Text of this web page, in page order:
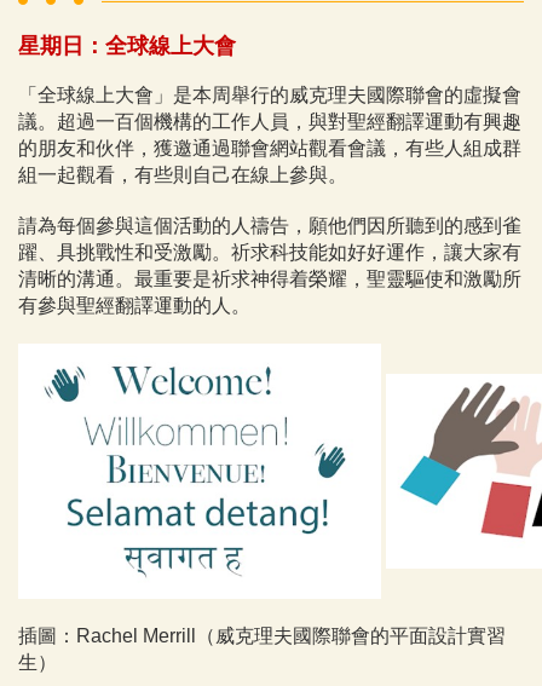
星期日：全球線上大會
「全球線上大會」是本周舉行的威克理夫國際聯會的虛擬會
議。超過一百個機構的工作人員，與對聖經翻譯運動有興趣
的朋友和伙伴，獲邀通過聯會網站觀看會議，有些人組成群
組一起觀看，有些則自己在線上參與。
請為每個參與這個活動的人禱告，願他們因所聽到的感到雀
躍、具挑戰性和受激勵。祈求科技能如好好運作，讓大家有
清晰的溝通。最重要是祈求神得着榮耀，聖靈驅使和激勵所
有參與聖經翻譯運動的人。
插圖：Rachel Merrill（威克理夫國際聯會的平面設計實習
生）